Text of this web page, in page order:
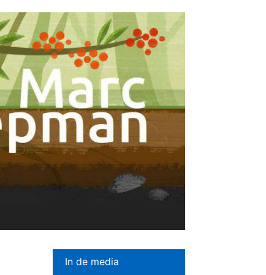
In de media